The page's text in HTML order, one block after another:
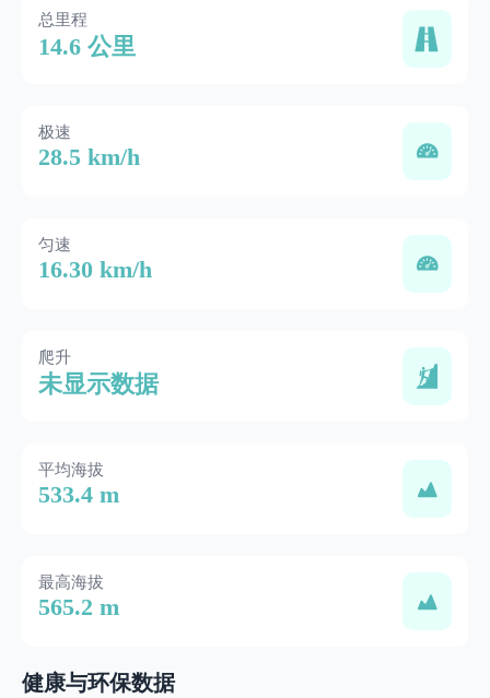
总里程
14.6 公里
极速
28.5 km/h
匀速
16.30 km/h
爬升
未显示数据
平均海拔
533.4 m
最高海拔
565.2 m
健康与环保数据